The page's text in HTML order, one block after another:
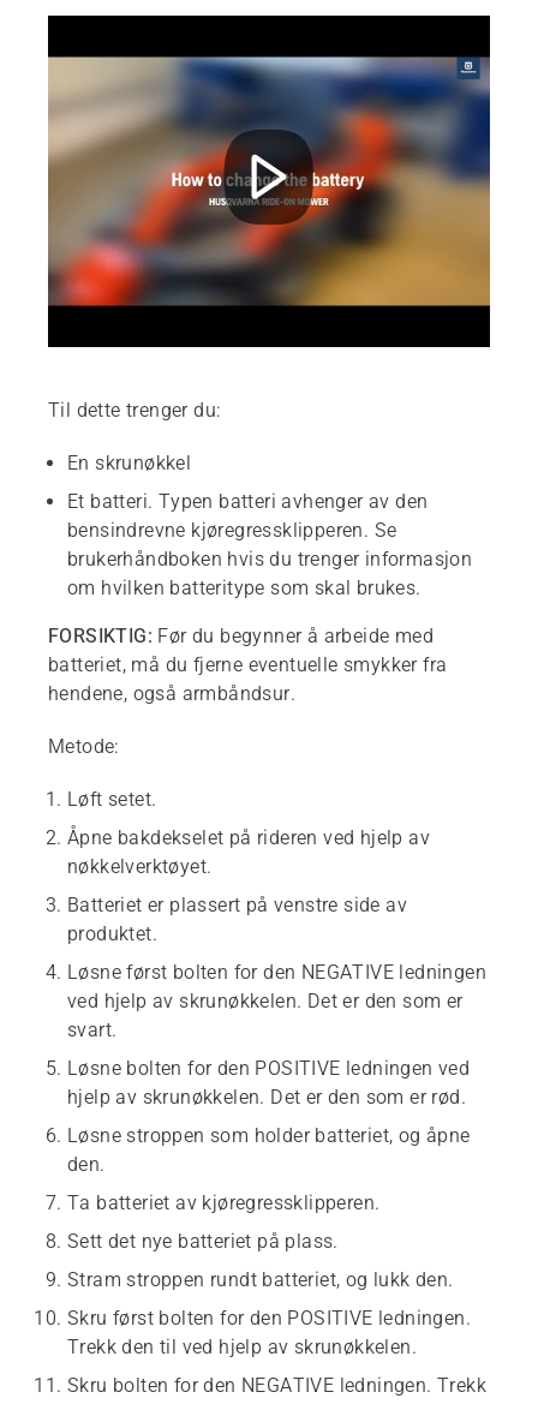
Til dette trenger du:
En skrunøkkel
Et batteri. Typen batteri avhenger av den
bensindrevne kjøregressklipperen. Se
brukerhåndboken hvis du trenger informasjon
om hvilken batteritype som skal brukes.
FORSIKTIG: Før du begynner å arbeide med
batteriet, må du fjerne eventuelle smykker fra
hendene, også armbåndsur.
Metode:
Løft setet.
Åpne bakdekselet på rideren ved hjelp av
nøkkelverktøyet.
Batteriet er plassert på venstre side av
produktet.
Løsne først bolten for den NEGATIVE ledningen
ved hjelp av skrunøkkelen. Det er den som er
svart.
Løsne bolten for den POSITIVE ledningen ved
hjelp av skrunøkkelen. Det er den som er rød.
Løsne stroppen som holder batteriet, og åpne
den.
Ta batteriet av kjøregressklipperen.
Sett det nye batteriet på plass.
Stram stroppen rundt batteriet, og lukk den.
Skru først bolten for den POSITIVE ledningen.
Trekk den til ved hjelp av skrunøkkelen.
Skru bolten for den NEGATIVE ledningen. Trekk